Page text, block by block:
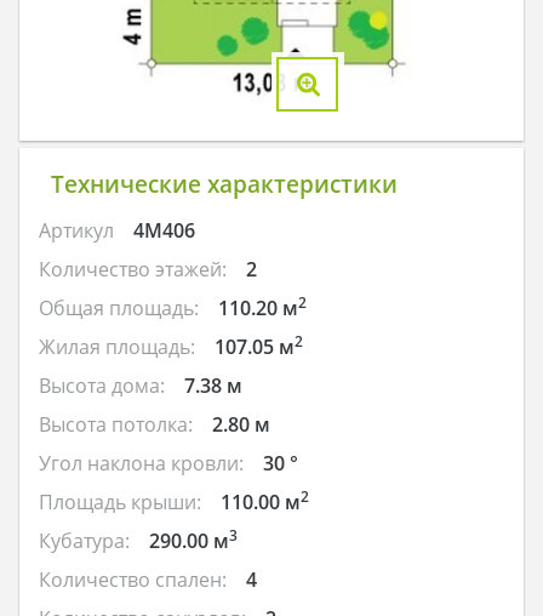
Технические характеристики
Артикул
4M406
Количество этажей:
2
Общая площадь:
110.20 м2
Жилая площадь: 107.05 м2
Высота дома:
7.38 м
Высота потолка:
2.80 м
Угол наклона кровли:
30 °
Площадь крыши:
110.00 м2
Кубатура: 290.00 м3
Количество спален:
4